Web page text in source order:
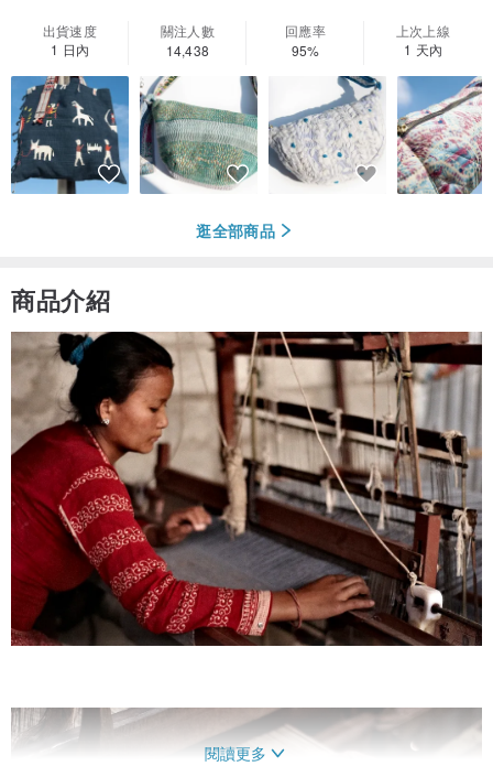
出貨速度
1 日內
關注人數
14,438
回應率
95%
上次上線
1 天內
逛全部商品
商品介紹
閱讀更多